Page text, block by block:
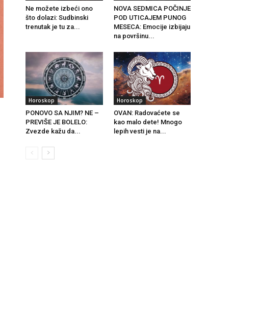
Ne možete izbeći ono
što dolazi: Sudbinski
trenutak je tu za...
NOVA SEDMICA POČINJE
POD UTICAJEM PUNOG
MESECA: Emocije izbijaju
na površinu...
Horoskop
PONOVO SA NJIM? NE –
PREVIŠE JE BOLELO:
Zvezde kažu da...
Horoskop
OVAN: Radovaćete se
kao malo dete! Mnogo
lepih vesti je na...